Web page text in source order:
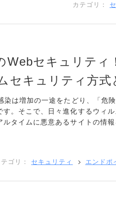
カテゴリ：
Webセキュリティ
セキュリティ方式
染は増加の一途をたどり、「危
。そこで、日々進化するウィ
タイムに悪意あるサイトの情
ゴリ： セキュリティ エンドポ